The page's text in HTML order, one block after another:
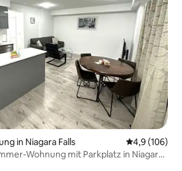
in Niagara Falls
4,9 (106)
Wohnung mit Parkplatz in Niagara